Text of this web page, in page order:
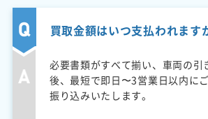
買取金額はいつ支払われます
必要書類がすべて揃い、車両の引
後、最短で即日〜3営業日以内に
振り込みいたします。